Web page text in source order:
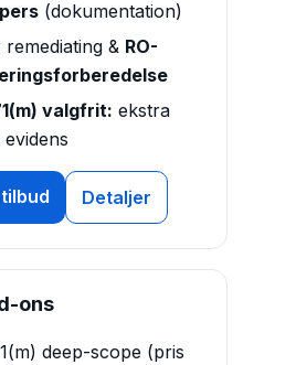
(dokumentation)
& RO-
valgfrit: ekstra
Detaljer
ons
deep-scope (pris